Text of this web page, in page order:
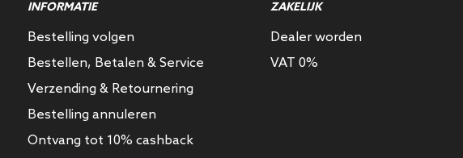
INFORMATIE
Bestelling volgen
Bestellen, Betalen & Service
Verzending & Retournering
Bestelling annuleren
Ontvang tot 10% cashback
ZAKELIJK
Dealer worden
VAT 0%